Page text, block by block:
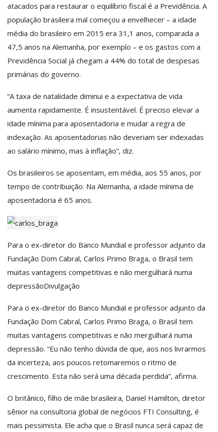
atacados para restaurar o equilíbrio fiscal é a Previdência. A
população brasileira mal começou a envelhecer – a idade
média do brasileiro em 2015 era 31,1 anos, comparada a
47,5 anos na Alemanha, por exemplo – e os gastos com a
Previdência Social já chegam a 44% do total de despesas
primárias do governo.
“A taxa de natalidade diminui e a expectativa de vida
aumenta rapidamente. É insustentável. É preciso elevar a
idade mínima para aposentadoria e mudar a regra de
indexação. As aposentadorias não deveriam ser indexadas
ao salário mínimo, mas à inflação”, diz.
Os brasileiros se aposentam, em média, aos 55 anos, por
tempo de contribuição. Na Alemanha, a idade mínima de
aposentadoria é 65 anos.
Para o ex-diretor do Banco Mundial e professor adjunto da
Fundação Dom Cabral, Carlos Primo Braga, o Brasil tem
muitas vantagens competitivas e não mergulhará numa
depressãoDivulgação
Para o ex-diretor do Banco Mundial e professor adjunto da
Fundação Dom Cabral, Carlos Primo Braga, o Brasil tem
muitas vantagens competitivas e não mergulhará numa
depressão. “Eu não tenho dúvida de que, aos nos livrarmos
da incerteza, aos poucos retomaremos o ritmo de
crescimento. Esta não será uma década perdida”, afirma.
O britânico, filho de mãe brasileira, Daniel Hamilton, diretor
sênior na consultoria global de negócios FTI Consulting, é
mais pessimista. Ele acha que o Brasil nunca será capaz de